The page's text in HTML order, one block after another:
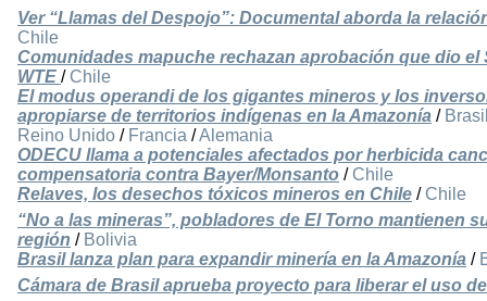
Ver “Llamas del Despojo”: Documental aborda la
Chile
Comunidades mapuche rechazan aprobación que dio el
WTE / Chile
El modus operandi de los gigantes mineros y los
apropiarse de territorios indígenas en la Amazonía /
Reino Unido / Francia /Alemania
ODECU llama a potenciales afectados por herbicida
compensatoria contra Bayer/Monsanto / Chile
Relaves, los desechos tóxicos mineros en Chile / Chile
“No a las mineras”, pobladores de El Torno mantienen
región / Bolivia
Brasil lanza plan para expandir minería en la Amazonía /
Cámara de Brasil aprueba proyecto para liberar el uso